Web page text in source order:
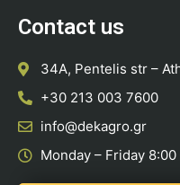
Contact us
34A, Pentelis str –
+30 213 003 7600
info@dekagro.gr
Monday – Friday 8:00